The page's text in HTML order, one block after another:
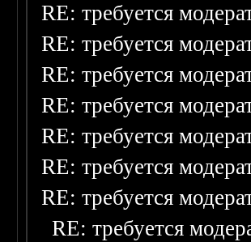
RE: требуется
RE: требуется
RE: требуется
RE: требуется
RE: требуется
RE: требуется
RE: требуется
RE: требуется